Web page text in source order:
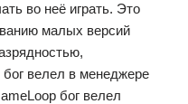
во неё играть. Это
малых версий
бог велел в менеджере
бог велел